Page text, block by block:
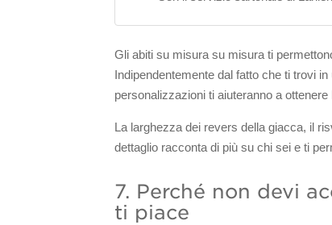
Gli abiti su misura su misura ti
Indipendentemente dal fatto che ti trovi
personalizzazioni ti aiuteranno a ottenere
La larghezza dei revers della giacca, il
dettaglio racconta di più su chi sei e ti
7. Perché non devi
ti piace